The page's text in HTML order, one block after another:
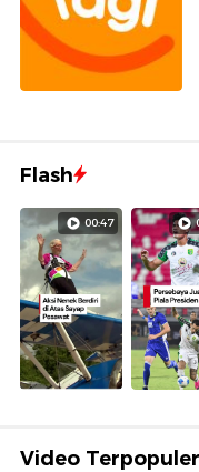
Flash
00:47
Video Terpopuler